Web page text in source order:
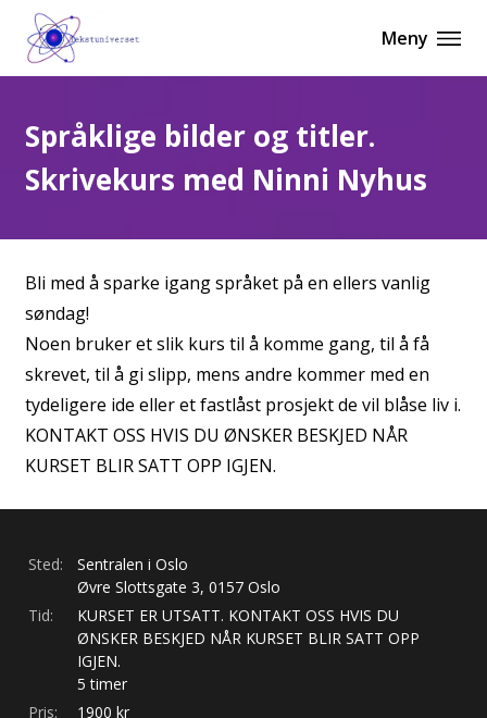
Meny
Språklige bilder og titler.
Skrivekurs med Ninni Nyhus
Bli med å sparke igang språket på en ellers vanlig
søndag!
Noen bruker et slik kurs til å komme gang, til å få
skrevet, til å gi slipp, mens andre kommer med en
tydeligere ide eller et fastlåst prosjekt de vil blåse liv i.
KONTAKT OSS HVIS DU ØNSKER BESKJED NÅR
KURSET BLIR SATT OPP IGJEN.
Sted:
Sentralen i Oslo
Øvre Slottsgate 3, 0157 Oslo
Tid:
KURSET ER UTSATT. KONTAKT OSS HVIS DU
ØNSKER BESKJED NÅR KURSET BLIR SATT OPP
IGJEN.
5 timer
Pris:
1900 kr